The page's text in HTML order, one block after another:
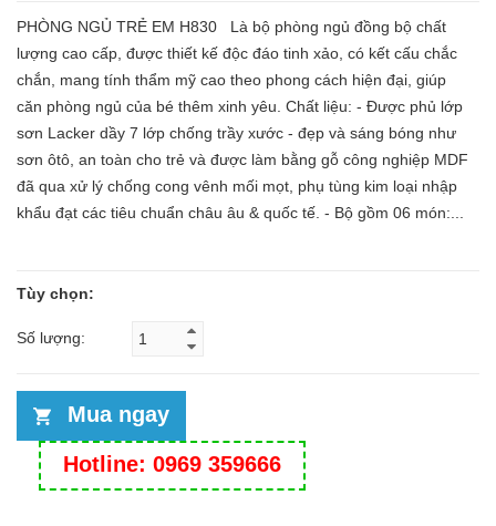
PHÒNG NGỦ TRẺ EM H830 Là bộ phòng ngủ đồng bộ chất
lượng cao cấp, được thiết kế độc đáo tinh xảo, có kết cấu chắc
chắn, mang tính thẩm mỹ cao theo phong cách hiện đại, giúp
căn phòng ngủ của bé thêm xinh yêu. Chất liệu: - Được phủ lớp
sơn Lacker dầy 7 lớp chống trầy xước - đẹp và sáng bóng như
sơn ôtô, an toàn cho trẻ và được làm bằng gỗ công nghiệp MDF
đã qua xử lý chống cong vênh mối mọt, phụ tùng kim loại nhập
khẩu đạt các tiêu chuẩn châu âu & quốc tế. - Bộ gồm 06 món:...
Tùy chọn:
Số lượng:
Mua ngay
Hotline: 0969 359666